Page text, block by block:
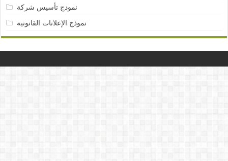
نمودج تأسيس شركة
نموذج الإعلانات القانونية